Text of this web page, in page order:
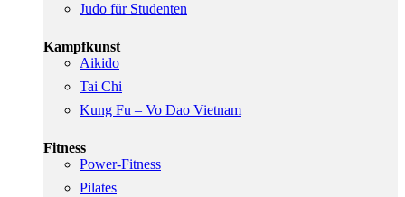
Judo für Studenten
Kampfkunst
Aikido
Tai Chi
Kung Fu – Vo Dao Vietnam
Fitness
Power-Fitness
Pilates